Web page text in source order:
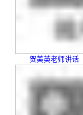
贺美英老师讲话